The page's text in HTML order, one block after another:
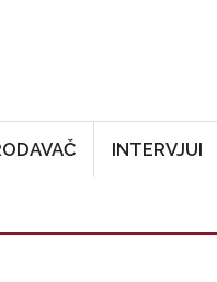
INTERVJUI